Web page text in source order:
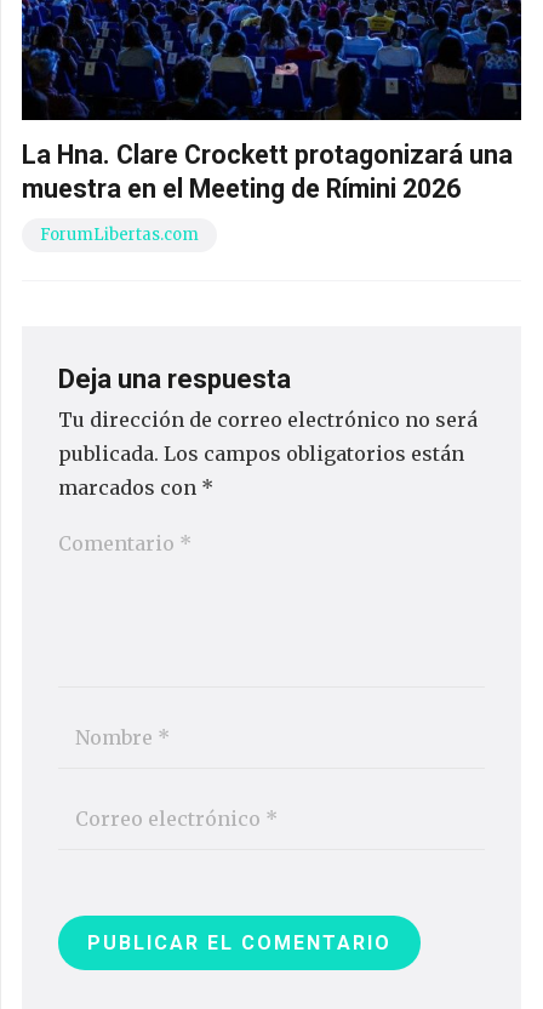
La Hna. Clare Crockett protagonizará una
muestra en el Meeting de Rímini 2026
ForumLibertas.com
Deja una respuesta
Tu dirección de correo electrónico no será
publicada. Los campos obligatorios están
marcados con *
PUBLICAR EL COMENTARIO